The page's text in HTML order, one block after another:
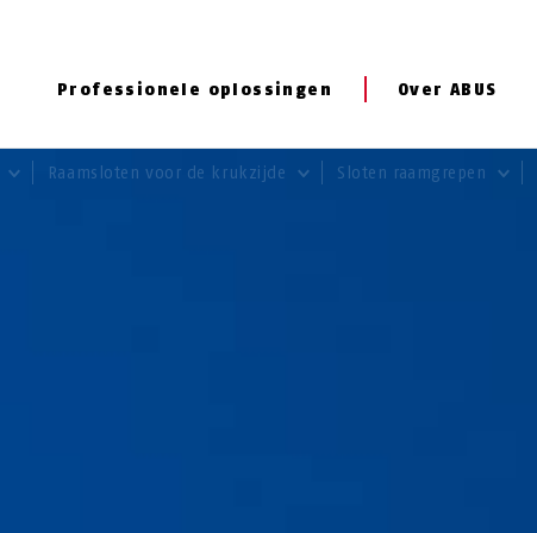
Professionele oplossingen Over ABUS
Raamsloten voor de krukzijde Sloten raamgrepen